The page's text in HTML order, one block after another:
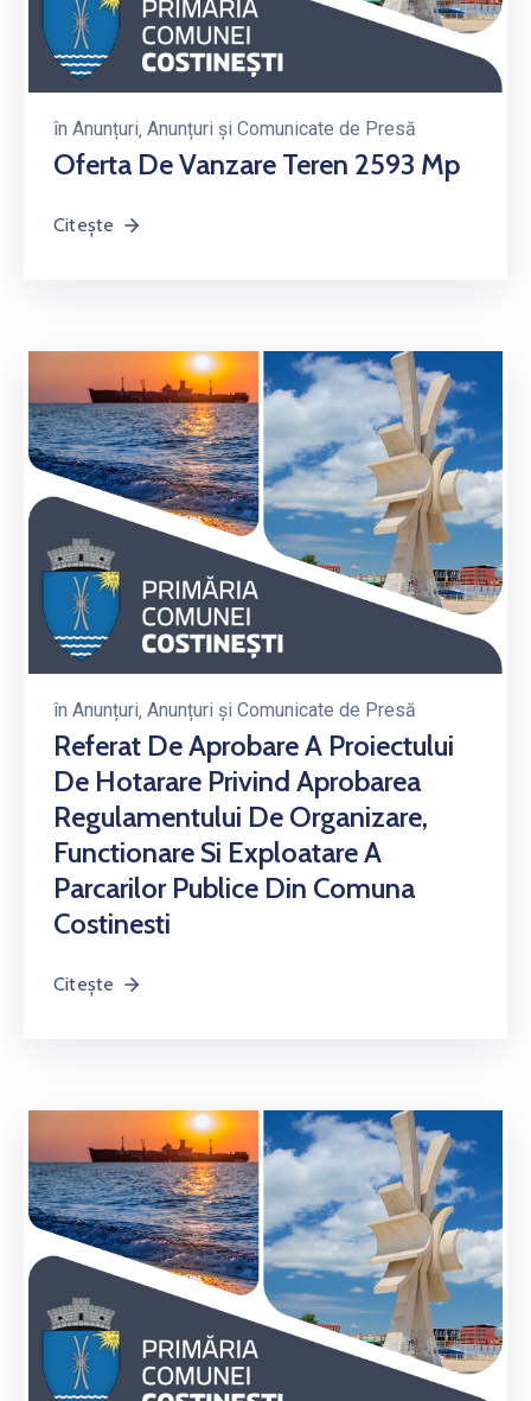
în Anunțuri‚ Anunțuri și Comunicate de Presă
Oferta De Vanzare Teren 2593 Mp
Citește
în Anunțuri‚ Anunțuri și Comunicate de Presă
Referat De Aprobare A Proiectului
De Hotarare Privind Aprobarea
Regulamentului De Organizare,
Functionare Si Exploatare A
Parcarilor Publice Din Comuna
Costinesti
Citește